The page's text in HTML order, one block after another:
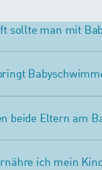
sollte man mit
beide Eltern am
ich mein